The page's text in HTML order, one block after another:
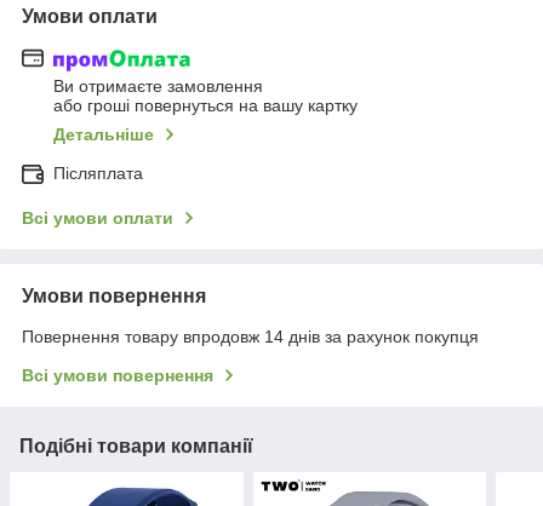
Умови оплати
Ви отримаєте замовлення
або гроші повернуться на вашу картку
Детальніше
Післяплата
Всі умови оплати
Умови повернення
Повернення товару впродовж 14 днів за рахунок покупця
Всі умови повернення
Подібні товари компанії